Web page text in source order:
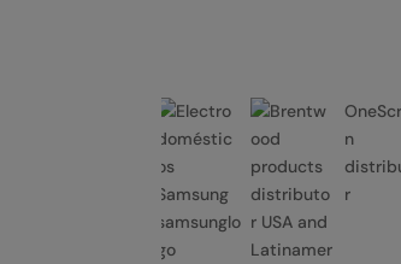
n
r
samsunglo
go